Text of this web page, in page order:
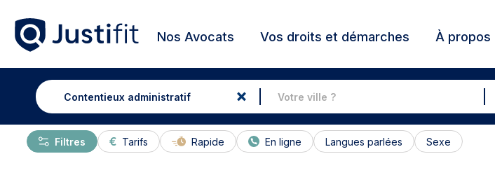
Nos Avocats Vos droits et démarches À propos
Tarifs Rapide En ligne Langues parlées Sexe
Filtres